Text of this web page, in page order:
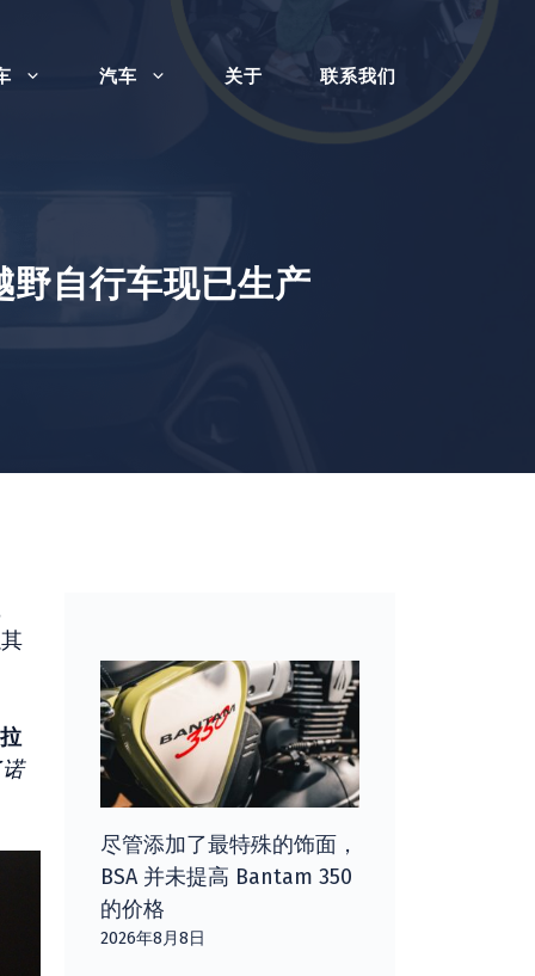
汽车 关于 联系我们
自行车现已生产
尽管添加了最特殊的饰面，
BSA 并未提高 Bantam 350
的价格
2026年8月8日